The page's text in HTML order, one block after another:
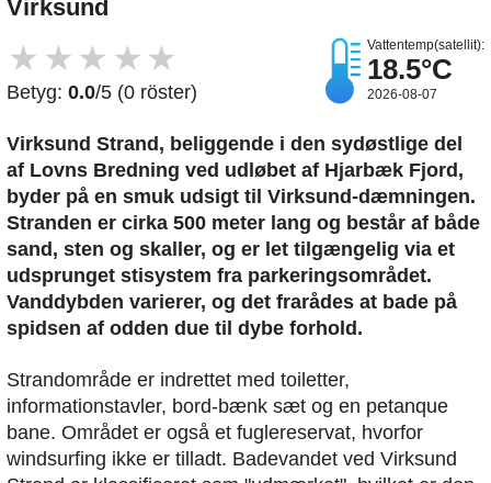
Virksund
★ ★ ★ ★ ★
Betyg: 0.0/5 (0 röster)
Vattentemp(satellit):
18.5°C
2026-08-07
Virksund Strand, beliggende i den sydøstlige del
af Lovns Bredning ved udløbet af Hjarbæk Fjord,
byder på en smuk udsigt til Virksund-dæmningen.
Stranden er cirka 500 meter lang og består af både
sand, sten og skaller, og er let tilgængelig via et
udsprunget stisystem fra parkeringsområdet.
Vanddybden varierer, og det frarådes at bade på
spidsen af odden due til dybe forhold.
Strandområde er indrettet med toiletter,
informationstavler, bord-bænk sæt og en petanque
bane. Området er også et fuglereservat, hvorfor
windsurfing ikke er tilladt. Badevandet ved Virksund